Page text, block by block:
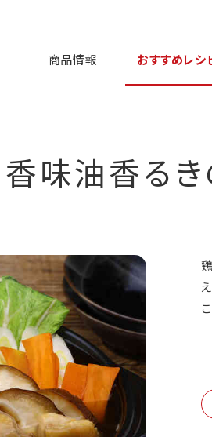
商品情報 おすすめレシ
香味油香る